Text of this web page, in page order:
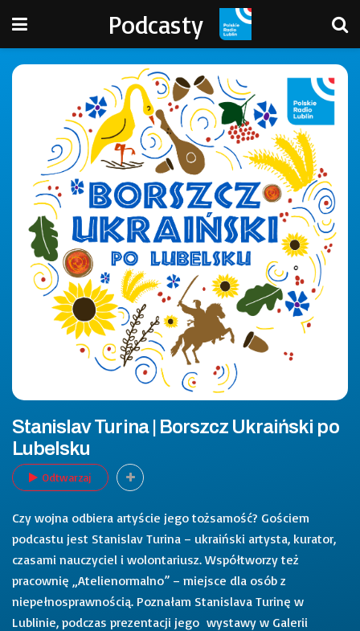
Podcasty
Stanislav Turina | Borszcz Ukraiński po
Lubelsku
Odtwarzaj
Czy wojna odbiera artyście jego tożsamość? Gościem
podcastu jest Stanislav Turina – ukraiński artysta, kurator,
czasami nauczyciel i wolontariusz. Współtworzy też
pracownię „Atelienormalno” – miejsce dla osób z
niepełnosprawnością. Poznałam Stanislava Turinę w
Lublinie, podczas prezentacji jego wystawy w Galerii